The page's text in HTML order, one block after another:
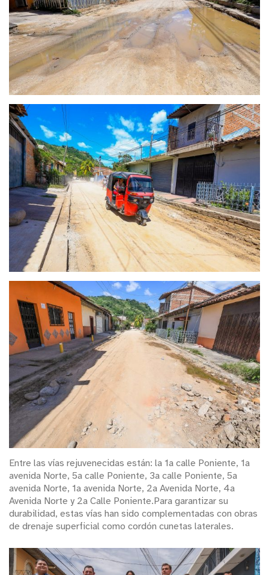
Entre las vías rejuvenecidas están: la 1a calle Poniente, 1a
avenida Norte, 5a calle Poniente, 3a calle Poniente, 5a
avenida Norte, 1a avenida Norte, 2a Avenida Norte, 4a
Avenida Norte y 2a Calle Poniente.Para garantizar su
durabilidad, estas vías han sido complementadas con obras
de drenaje superficial como cordón cunetas laterales.